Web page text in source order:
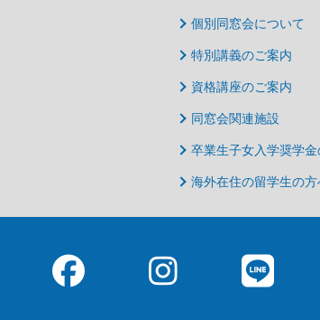
個別同窓会について
特別講義のご案内
資格講座のご案内
同窓会関連施設
卒業生子女入学奨学金
海外在住の留学生の方